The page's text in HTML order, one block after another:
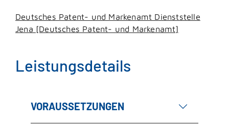
Deutsches Patent- und Markenamt Dienststelle
Jena [Deutsches Patent- und Markenamt]
Leistungsdetails
VORAUSSETZUNGEN